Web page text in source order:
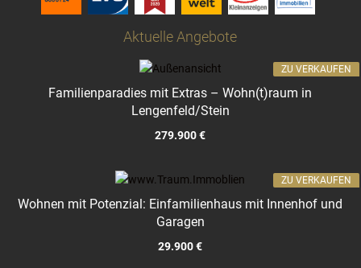
Aktuelle Angebote
Familienparadies mit Extras – Wohn(t)raum in
Lengenfeld/Stein
279.900 €
ZU VERKAUFEN
Wohnen mit Potenzial: Einfamilienhaus mit Innenhof und
Garagen
29.900 €
ZU VERKAUFEN